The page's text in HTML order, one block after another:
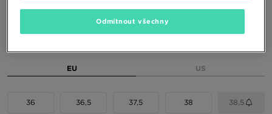
Dostupné Barvy
EU US
36 36,5 37,5 38 38,5
Odmítnout všechny